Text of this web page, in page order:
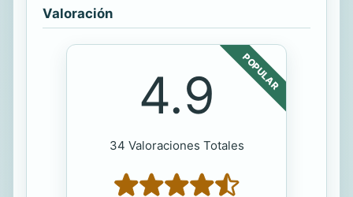
Valoración
POPULAR
4.9
34 Valoraciones Totales